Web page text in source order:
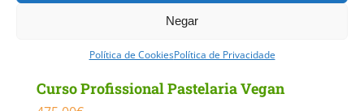
Negar
Política de CookiesPolítica de Privacidade
Curso Profissional Pastelaria Vegan